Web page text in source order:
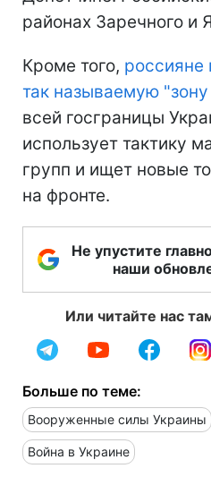
районах Заречного и
Кроме того, россияне
так называемую
всей госграницы
использует тактику
групп и ищет новые
на фронте.
Не упустите
наши
Или читайте нас
Больше по теме:
Вооруженные силы Украины
Война в Украине